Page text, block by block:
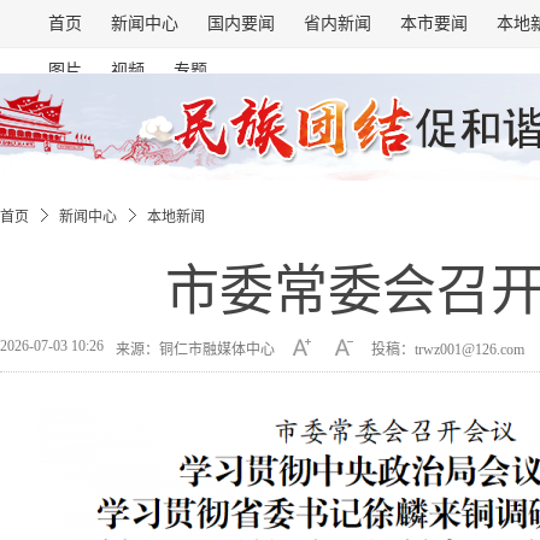
首页 新闻中心 国内要闻 省内新闻 本市要闻 本地
图片 视频 专题
首页 新闻中心 本地新闻
市委常委会召
2026-07-03 10:26 来源：铜仁市融媒体中心 投稿：trwz001@126.com